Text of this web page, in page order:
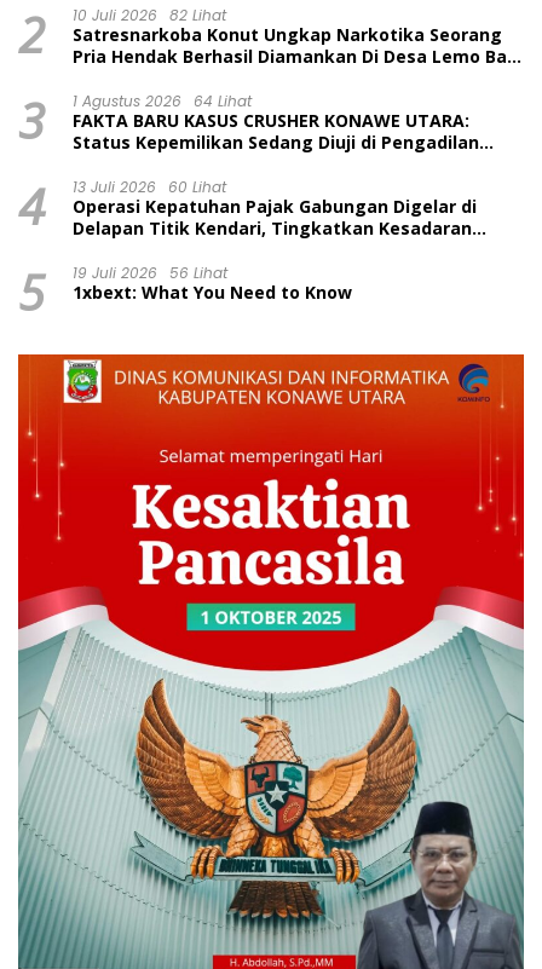
2 10 Juli 2026 82 Lihat
Satresnarkoba Konut Ungkap Narkotika Seorang
Pria Hendak Berhasil Diamankan Di Desa Lemo Bajo
3 1 Agustus 2026 64 Lihat
FAKTA BARU KASUS CRUSHER KONAWE UTARA:
Status Kepemilikan Sedang Diuji di Pengadilan
Dinilai Prematur
4 13 Juli 2026 60 Lihat
Operasi Kepatuhan Pajak Gabungan Digelar di
Delapan Titik Kendari, Tingkatkan Kesadaran
5 19 Juli 2026 56 Lihat
1xbext: What You Need to Know